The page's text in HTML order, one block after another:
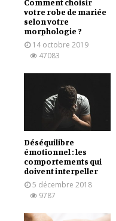
votre robe de mariée
selon votre
morphologie ?
14 octobre 2019
47083
Déséquilibre
émotionnel : les
comportements qui
doivent interpeller
5 décembre 2018
9787